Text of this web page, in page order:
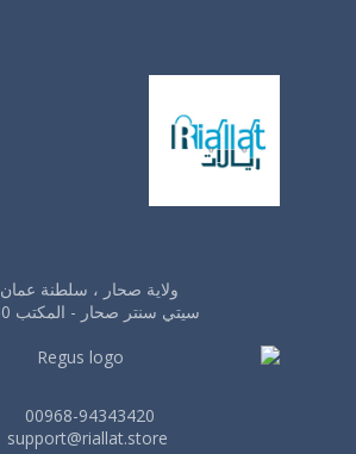
ولاية صحار ، سلطنة عمان
سيتي سنتر صحار - المكتب G30
00968-94343420